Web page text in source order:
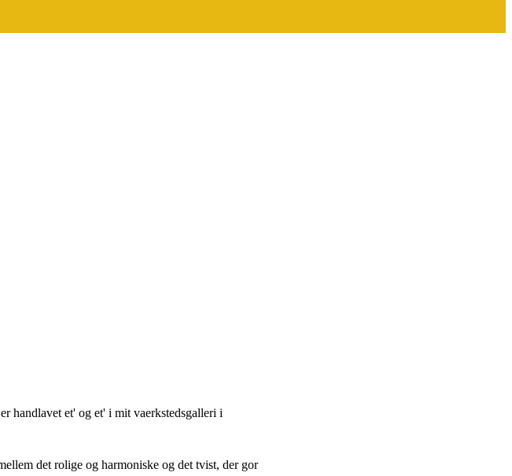
handlavet et' og et' i mit vaerkstedsgalleri i
det rolige og harmoniske og det tvist, der gor